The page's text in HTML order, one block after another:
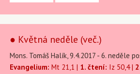
● Květná neděle (več.)
Mons. Tomáš Halík, 9.4.2017 - 6. neděle
Evangelium: Mt 21,1 | 1. čtení: Iz 50,4 |